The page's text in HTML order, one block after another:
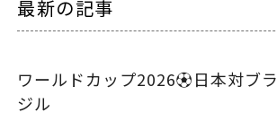
最新の記事
ワールドカップ2026⚽日本対ブラ
ジル